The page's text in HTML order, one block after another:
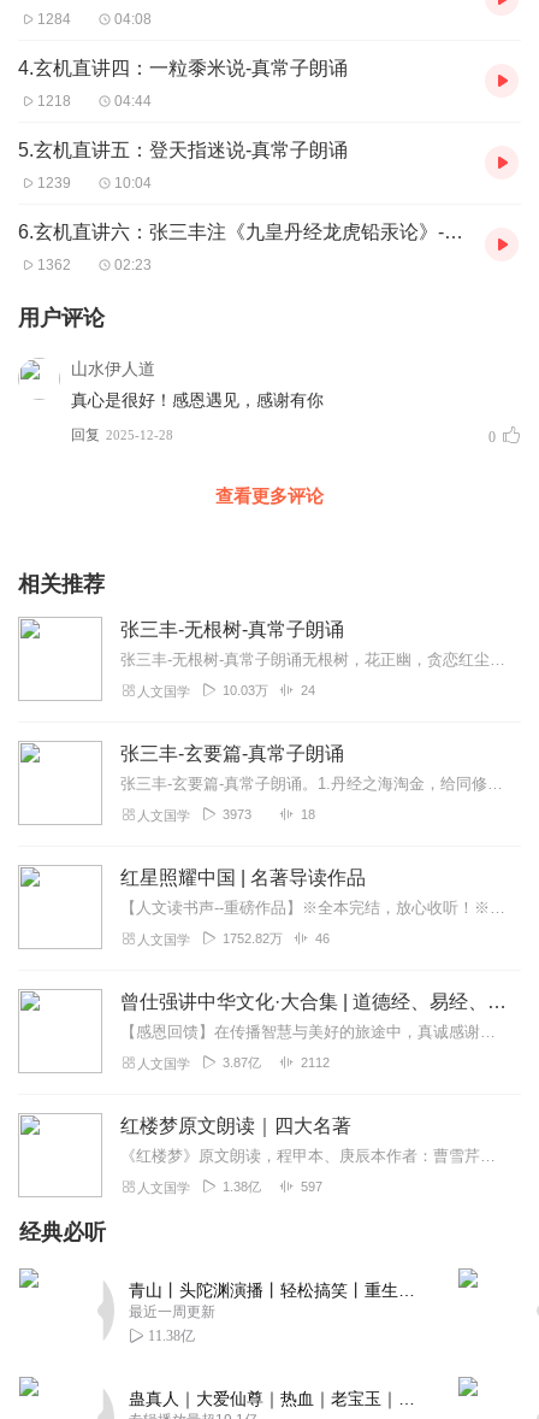
1284 04:08
4.玄机直讲四：一粒黍米说-真常子朗诵
1218 04:44
5.玄机直讲五：登天指迷说-真常子朗诵
1239 10:04
6.玄机直讲六：张三丰注《九皇丹经龙虎铅汞论》-真常子朗诵
1362 02:23
用户评论
山水伊人道
真心是很好！感恩遇见，感谢有你
回复 2025-12-28 0
查看更多评论
相关推荐
张三丰-无根树-真常子朗诵
张三丰-无根树-真常子朗诵无根树，花正幽，贪恋红尘谁肯修？浮生事，苦海舟，荡去飘来不自由。无边无岸难泊系，长在鱼龙险处游。肯回首，是岸头，莫待风波坏了舟。无...
人文国学 10.03万 24
张三丰-玄要篇-真常子朗诵
张三丰-玄要篇-真常子朗诵。1.丹经之海淘金，给同修道友点燃一盏明灯；2.丹道实修实证，丹道交流传承；3.让吕祖真传法脉传承下去；4.道教经典经文分享；
人文国学 3973 18
红星照耀中国 | 名著导读作品
【人文读书声--重磅作品】※全本完结，放心收听！※八年级（上）语文教科书名著导读指定作品，同名有声书！※著名翻译家董乐山先生权威中文译本！※人民文学出版...
人文国学 1752.82万 46
曾仕强讲中华文化·大合集 | 道德经、易经、三国演义中的国学
【感恩回馈】在传播智慧与美好的旅途中，真诚感谢每一位伙伴的温暖陪伴与鼎力支持！欢迎曾仕强学堂粉丝听友们入群交流，更多新鲜玩法和福利活动等你！添加微信：zengf...
人文国学 3.87亿 2112
红楼梦原文朗读｜四大名著
《红楼梦》原文朗读，程甲本、庚辰本作者：曹雪芹，朗读：白云出岫、蓝色百合《红楼梦》程甲本和庚辰本是该书两大重要版本。程甲本由程伟元和高鹗于乾隆五十六年（1791...
人文国学 1.38亿 597
经典必听
最近一周更新
11.38亿